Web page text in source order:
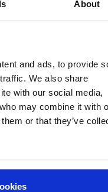
About
and ads, to provide
We also share
with our social media,
may combine it with
or that they’ve
do